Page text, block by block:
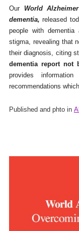
Our
World
dementia, released
people with
stigma, revealing that
their diagnosis, citing
dementia report not
provides
recommendations
Published and phto in